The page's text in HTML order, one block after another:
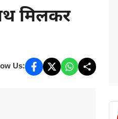
मिलकर
Us: